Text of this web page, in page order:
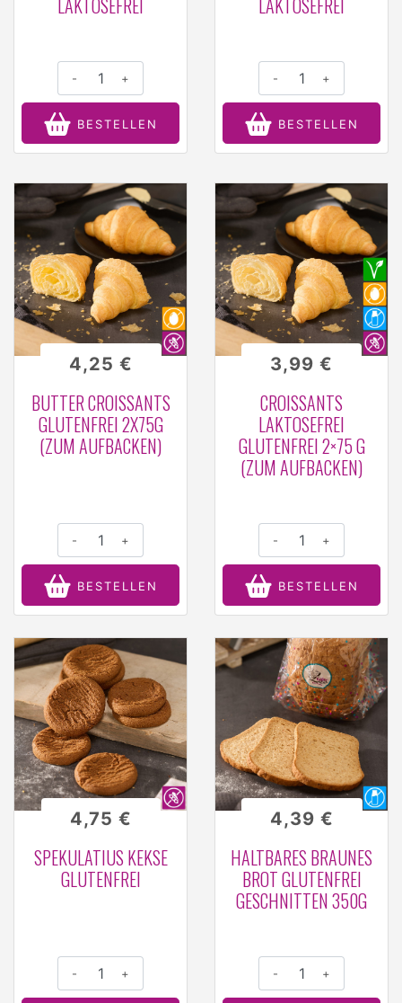
- +
BESTELLEN
- +
BESTELLEN
BUTTER CROISSANTS
GLUTENFREI 2X75G
(ZUM AUFBACKEN)
4,25 €
- +
BESTELLEN
CROISSANTS
LAKTOSEFREI
GLUTENFREI 2×75 G
(ZUM AUFBACKEN)
3,99 €
- +
BESTELLEN
SPEKULATIUS KEKSE
GLUTENFREI
4,75 €
- +
HALTBARES BRAUNES
BROT GLUTENFREI
GESCHNITTEN 350G
4,39 €
- +